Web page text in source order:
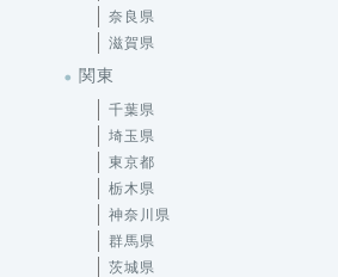
奈良県
滋賀県
関東
千葉県
埼玉県
東京都
栃木県
神奈川県
群馬県
茨城県